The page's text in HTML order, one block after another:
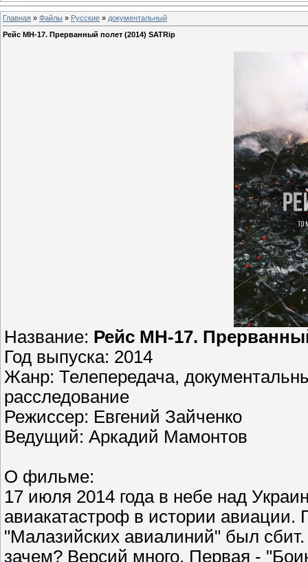
Главная » Файлы » Русские » документальный
Рейс MH-17. Прерванный полет (2014) SATRip
Название: Рейс MH-17.
Год выпуска: 2014
Жанр: Телепередача,
расследование
Режиссер: Евгений Зайченко
Ведущий: Аркадий Мамонтов
О фильме:
17 июля 2014 года в небе над
авиакатастроф в истории авиации.
"Малазийских авиалиний" был
зачем? Версий много. Первая -